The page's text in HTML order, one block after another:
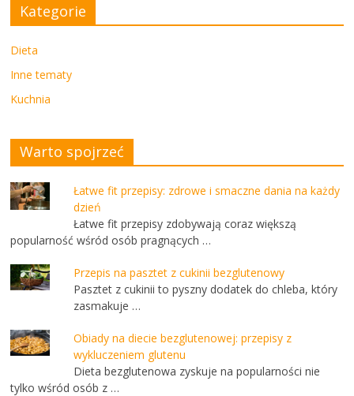
Kategorie
Dieta
Inne tematy
Kuchnia
Warto spojrzeć
Łatwe fit przepisy: zdrowe i smaczne dania na każdy
dzień
Łatwe fit przepisy zdobywają coraz większą
popularność wśród osób pragnących …
Przepis na pasztet z cukinii bezglutenowy
Pasztet z cukinii to pyszny dodatek do chleba, który
zasmakuje …
Obiady na diecie bezglutenowej: przepisy z
wykluczeniem glutenu
Dieta bezglutenowa zyskuje na popularności nie
tylko wśród osób z …